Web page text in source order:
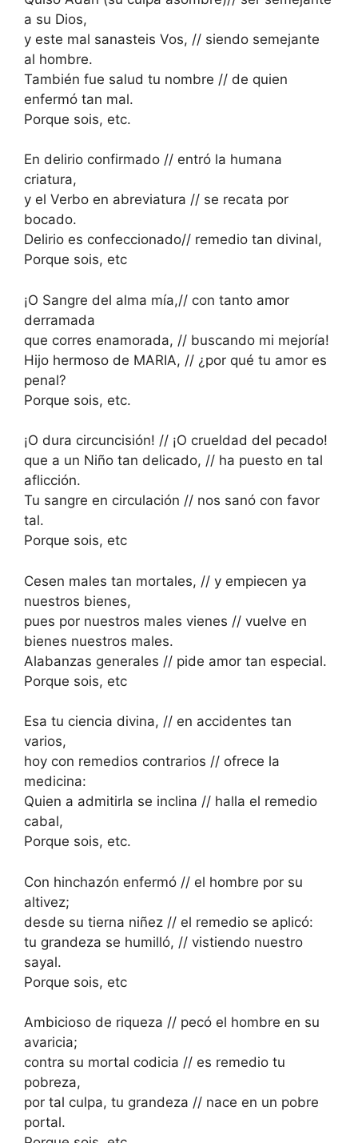
a su Dios,
y este mal sanasteis Vos, // siendo semejante
al hombre.
También fue salud tu nombre // de quien
enfermó tan mal.
Porque sois, etc.
En delirio confirmado // entró la humana
criatura,
y el Verbo en abreviatura // se recata por
bocado.
Delirio es confeccionado// remedio tan divinal,
Porque sois, etc
¡O Sangre del alma mía,// con tanto amor
derramada
que corres enamorada, // buscando mi mejoría!
Hijo hermoso de MARIA, // ¿por qué tu amor es
penal?
Porque sois, etc.
¡O dura circuncisión! // ¡O crueldad del pecado!
que a un Niño tan delicado, // ha puesto en tal
aflicción.
Tu sangre en circulación // nos sanó con favor
tal.
Porque sois, etc
Cesen males tan mortales, // y empiecen ya
nuestros bienes,
pues por nuestros males vienes // vuelve en
bienes nuestros males.
Alabanzas generales // pide amor tan especial.
Porque sois, etc
Esa tu ciencia divina, // en accidentes tan
varios,
hoy con remedios contrarios // ofrece la
medicina:
Quien a admitirla se inclina // halla el remedio
cabal,
Porque sois, etc.
Con hinchazón enfermó // el hombre por su
altivez;
desde su tierna niñez // el remedio se aplicó:
tu grandeza se humilló, // vistiendo nuestro
sayal.
Porque sois, etc
Ambicioso de riqueza // pecó el hombre en su
avaricia;
contra su mortal codicia // es remedio tu
pobreza,
por tal culpa, tu grandeza // nace en un pobre
portal.